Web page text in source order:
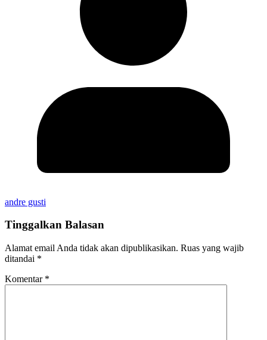
andre gusti
Tinggalkan Balasan
Alamat email Anda tidak akan dipublikasikan. Ruas yang wajib
ditandai *
Komentar *